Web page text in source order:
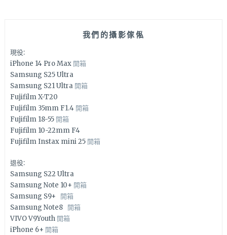
我們的攝影傢俬
現役:
iPhone 14 Pro Max 開箱
Samsung S25 Ultra
Samsung S21 Ultra 開箱
Fujifilm X-T20
Fujifilm 35mm F1.4 開箱
Fujifilm 18-55 開箱
Fujifilm 10-22mm F4
Fujifilm Instax mini 25 開箱
退役:
Samsung S22 Ultra
Samsung Note 10+ 開箱
Samsung S9+ 開箱
Samsung Note8 開箱
VIVO V9Youth 開箱
iPhone 6+ 開箱